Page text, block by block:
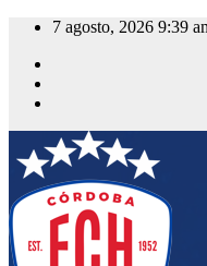
Saltar
contenido
7 agosto, 2026 9:39